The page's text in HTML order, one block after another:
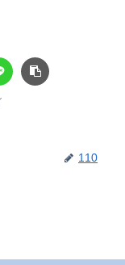
110